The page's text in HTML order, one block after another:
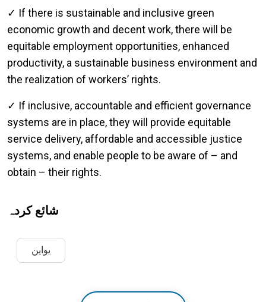
✓ If there is sustainable and inclusive green
economic growth and decent work, there will be
equitable employment opportunities, enhanced
productivity, a sustainable business environment and
the realization of workers’ rights.
✓ If inclusive, accountable and efficient governance
systems are in place, they will provide equitable
service delivery, affordable and accessible justice
systems, and enable people to be aware of – and
obtain – their rights.
شائع کردہ
یواین